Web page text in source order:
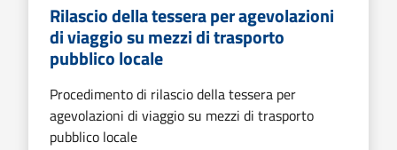
Rilascio della tessera per agevolazioni
di viaggio su mezzi di trasporto
pubblico locale
Procedimento di rilascio della tessera per
agevolazioni di viaggio su mezzi di trasporto
pubblico locale